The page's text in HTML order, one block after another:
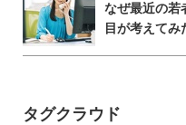
なぜ最近の若
目が考えてみ
タグクラウド